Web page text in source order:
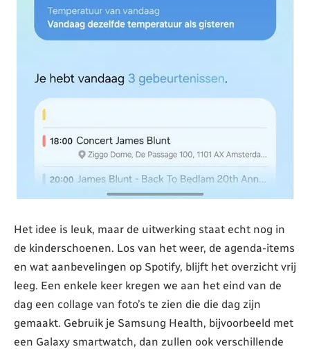
Het idee is leuk, maar de uitwerking staat echt nog in
de kinderschoenen. Los van het weer, de agenda-items
en wat aanbevelingen op Spotify, blijft het overzicht vrij
leeg. Een enkele keer kregen we aan het eind van de
dag een collage van foto’s te zien die die dag zijn
gemaakt. Gebruik je Samsung Health, bijvoorbeeld met
een Galaxy smartwatch, dan zullen ook verschillende